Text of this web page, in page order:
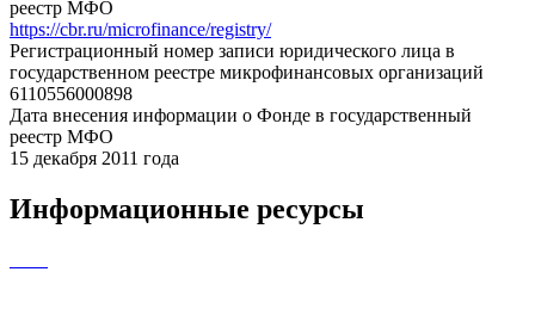
реестр МФО
https://cbr.ru/microfinance/registry/
Регистрационный номер записи юридического лица в
государственном реестре микрофинансовых организаций
6110556000898
Дата внесения информации о Фонде в государственный
реестр МФО
15 декабря 2011 года
Информационные ресурсы